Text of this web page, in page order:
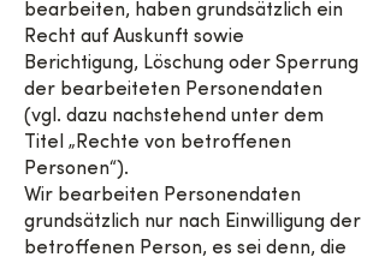
bearbeiten, haben grundsätzlich ein
Recht auf Auskunft sowie
Berichtigung, Löschung oder Sperrung
der bearbeiteten Personendaten
(vgl. dazu nachstehend unter dem
Titel „Rechte von betroffenen
Personen“).
Wir bearbeiten Personendaten
grundsätzlich nur nach Einwilligung der
betroffenen Person, es sei denn, die